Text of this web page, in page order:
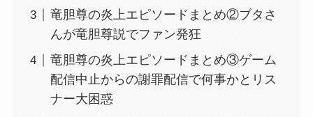
竜胆尊の炎上エピソードまとめ②ブタさ
んが竜胆尊説でファン発狂
竜胆尊の炎上エピソードまとめ③ゲーム
配信中止からの謝罪配信で何事かとリス
ナー大困惑